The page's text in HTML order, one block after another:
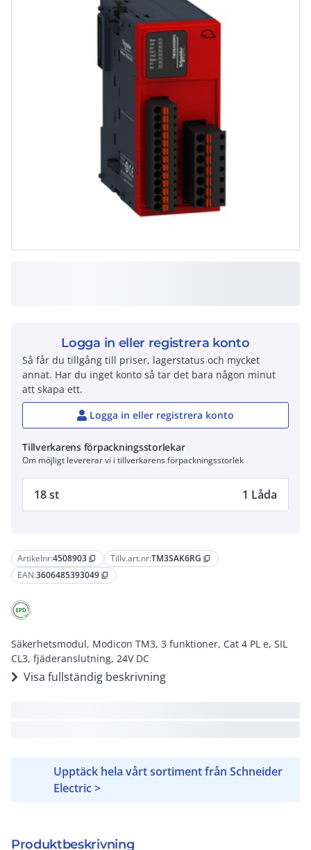
Artikelnr:4508903 content_copy Tillv.art.nr:TM3SAK6RG content_copy
EAN:3606485393049 content_copy
Säkerhetsmodul, Modicon TM3, 3 funktioner, Cat 4 PL e, SIL
CL3, fjäderanslutning, 24V DC
Visa fullständig beskrivning
Upptäck hela vårt sortiment från Schneider
Electric >
Produktbeskrivning
Logga in eller registrera konto
Så får du tillgång till priser, lagerstatus och mycket
annat. Har du inget konto så tar det bara någon minut
att skapa ett.
Logga in eller registrera konto
Tillverkarens förpackningsstorlekar
Om möjligt levererar vi i tillverkarens förpackningsstorlek
18 st 1 Låda